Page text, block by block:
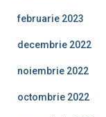
februarie 2023
decembrie 2022
noiembrie 2022
octombrie 2022